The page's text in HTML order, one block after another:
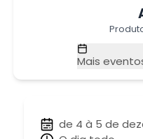
Mais
de 4 à 5 de